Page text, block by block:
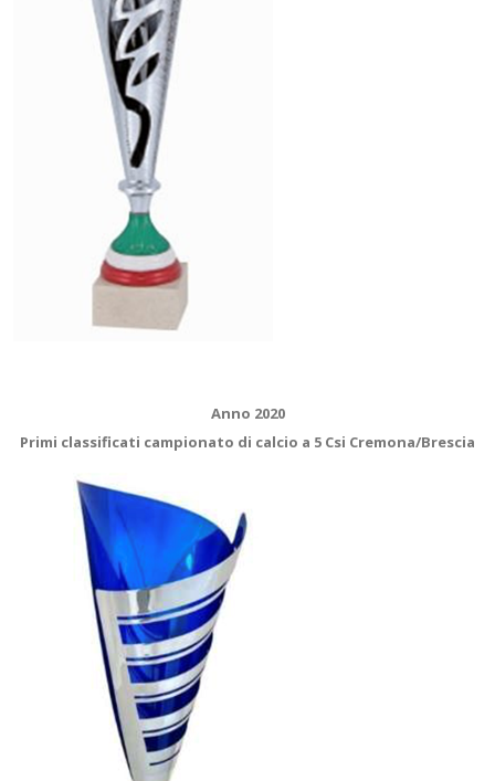
Anno 2020
Primi classificati campionato di calcio a 5 Csi Cremona/Brescia